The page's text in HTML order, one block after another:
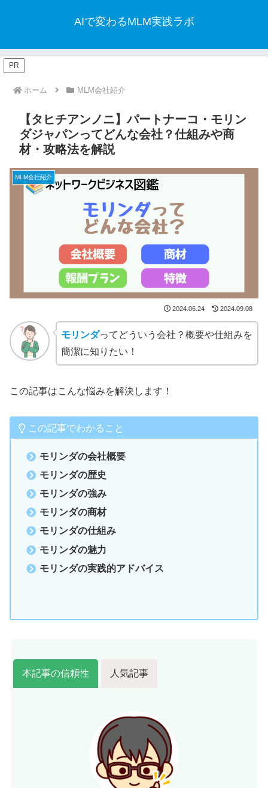
AIで変わるMLM実践ラボ
PR
ホーム MLM会社紹介
【タヒチアンノニ】パートナーコ・モリン
ダジャパンってどんな会社？仕組みや商
材・攻略法を解説
MLM会社紹介
2024.06.24 2024.09.08
モリンダってどういう会社？概要や仕組みを
簡潔に知りたい！
この記事はこんな悩みを解決します！
この記事でわかること
モリンダの会社概要
モリンダの歴史
モリンダの強み
モリンダの商材
モリンダの仕組み
モリンダの魅力
モリンダの実践的アドバイス
本記事の信頼性 人気記事